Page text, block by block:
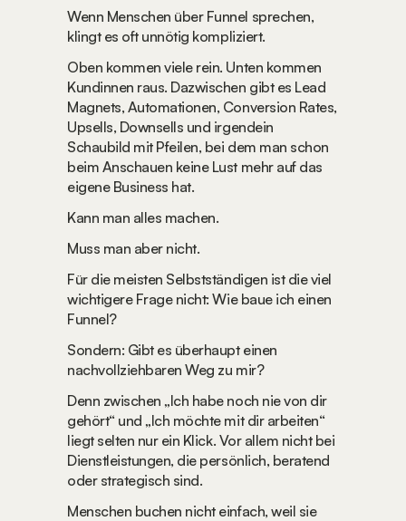
Wenn Menschen über Funnel sprechen,
klingt es oft unnötig kompliziert.
Oben kommen viele rein. Unten kommen
Kundinnen raus. Dazwischen gibt es Lead
Magnets, Automationen, Conversion Rates,
Upsells, Downsells und irgendein
Schaubild mit Pfeilen, bei dem man schon
beim Anschauen keine Lust mehr auf das
eigene Business hat.
Kann man alles machen.
Muss man aber nicht.
Für die meisten Selbstständigen ist die viel
wichtigere Frage nicht: Wie baue ich einen
Funnel?
Sondern: Gibt es überhaupt einen
nachvollziehbaren Weg zu mir?
Denn zwischen „Ich habe noch nie von dir
gehört“ und „Ich möchte mit dir arbeiten“
liegt selten nur ein Klick. Vor allem nicht bei
Dienstleistungen, die persönlich, beratend
oder strategisch sind.
Menschen buchen nicht einfach, weil sie